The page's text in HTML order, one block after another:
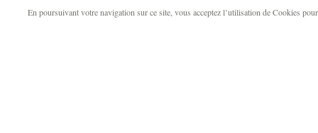
En poursuivant votre navigation sur ce site, vous acceptez l’utilisation de Cookies